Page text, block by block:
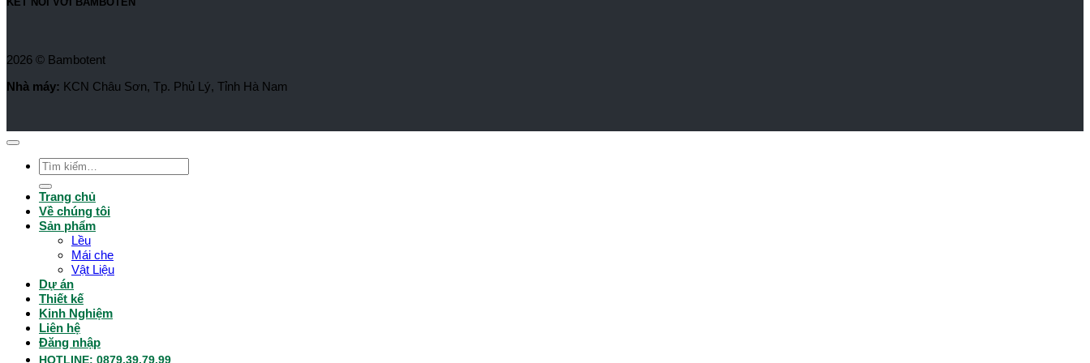
2026 © Bambotent
Nhà máy: KCN Châu Sơn, Tp. Phủ Lý, Tỉnh Hà Nam
Tìm
kiếm:
Trang chủ
Về chúng tôi
Sản phẩm
Lều
Mái che
Vật Liệu
Dự án
Thiết kế
Kinh Nghiệm
Liên hệ
Đăng nhập
HOTLINE: 0879.39.79.99